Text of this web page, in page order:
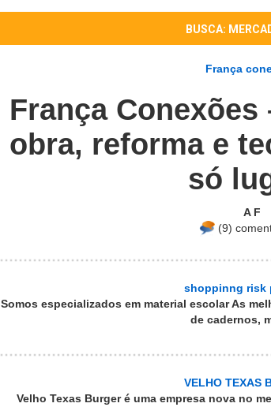
BUSCA:
França
França Conexões
obra, reforma e
só
A F
(9)
shoppinng risk
Somos especializados em material escolar As
de cadernos,
VELHO TEXAS
Velho Texas Burger é uma empresa nova no